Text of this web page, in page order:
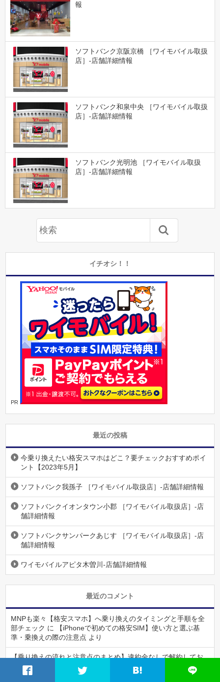
報
ソフトバンク京阪京橋 ［ワイモバイル取扱
店］-店舗詳細情報
ソフトバンク和泉中央 ［ワイモバイル取扱
店］-店舗詳細情報
ソフトバンク光明池 ［ワイモバイル取扱
店］-店舗詳細情報
イチオシ！！
PR
最近の投稿
今乗り換えたい格安スマホはどこ？要チェックおすすめポイ
ント【2023年5月】
ソフトバンク我孫子 ［ワイモバイル取扱店］-店舗詳細情報
ソフトバンクイオンタウン小郡 ［ワイモバイル取扱店］-店
舗詳細情報
ソフトバンクサンパークあじす ［ワイモバイル取扱店］-店
舗詳細情報
ワイモバイルアピタ木曽川-店舗詳細情報
最近のコメント
MNPも楽々【格安スマホ】へ乗り換えのタイミングと手順を全
部チェック に
【iPhoneで初めての格安SIM】使い方と選ぶ基
準・乗換えの際の注意点 より
【乗り換えの流れと注意点のまとめ】違約金なしで解約してお
得に格安スマホへ！
に【iPhoneで初めての格安SIM】使い方と
選ぶ基準・乗換えの際の注意点